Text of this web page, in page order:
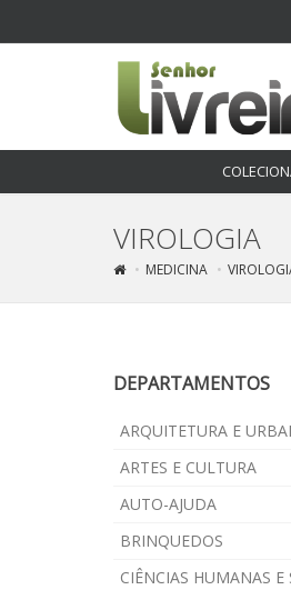
VIROLOGIA
MEDICINA
DEPARTAMENTOS
ARQUITETURA E
ARTES E CULTURA
AUTO-AJUDA
BRINQUEDOS
CIÊNCIAS HUMANAS E